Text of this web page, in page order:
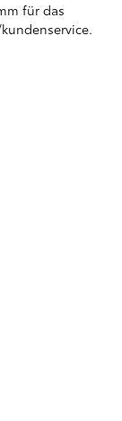
für das
.